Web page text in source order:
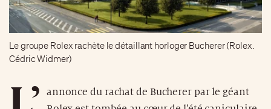
Le groupe Rolex rachète le détaillant horloger Bucherer (Rolex.
Cédric Widmer)
L’
annonce du rachat de Bucherer par le géant